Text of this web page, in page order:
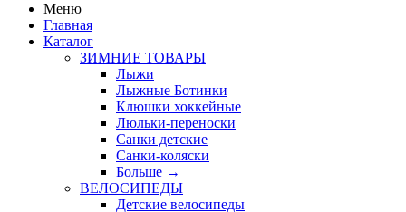
Меню
Главная
Каталог
ЗИМНИЕ ТОВАРЫ
Лыжи
Лыжные Ботинки
Клюшки хоккейные
Люльки-переноски
Санки детские
Санки-коляски
Больше →
ВЕЛОСИПЕДЫ
Детские велосипеды